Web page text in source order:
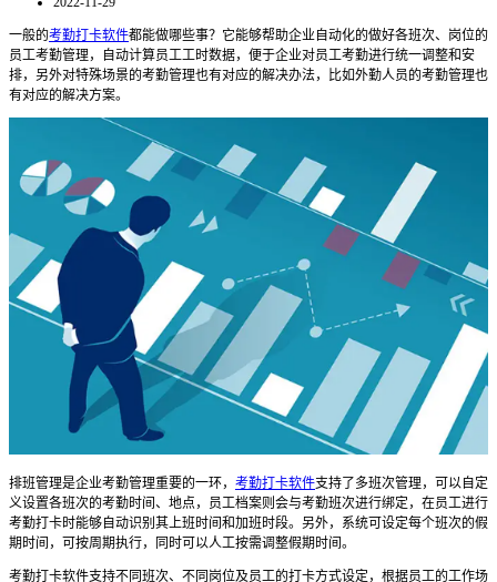
一般的考勤打卡软件都能做哪些事？它能够帮助企业自动化的做好各班次、岗位的
员工考勤管理，自动计算员工工时数据，便于企业对员工考勤进行统一调整和安
排，另外对特殊场景的考勤管理也有对应的解决办法，比如外勤人员的考勤管理也
有对应的解决方案。
排班管理是企业考勤管理重要的一环， 考勤打卡软件支持了多班次管理，可以自定
义设置各班次的考勤时间、地点，员工档案则会与考勤班次进行绑定，在员工进行
考勤打卡时能够自动识别其上班时间和加班时段。另外，系统可设定每个班次的假
期时间，可按周期执行，同时可以人工按需调整假期时间。
考勤打卡软件支持不同班次、不同岗位及员工的打卡方式设定，根据员工的工作场